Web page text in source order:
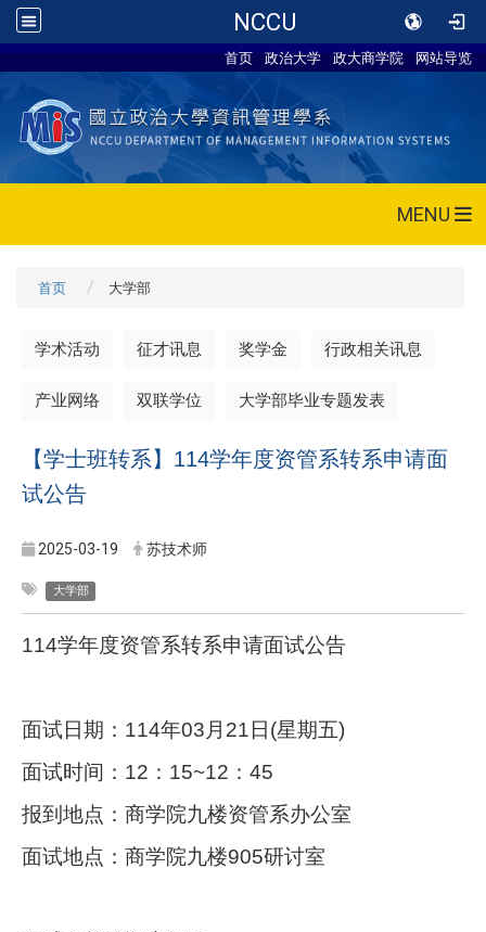
NCCU
首页 政治大学 政大商学院 网站导览
MENU
首页 大学部
学术活动 征才讯息 奖学金 行政相关讯息
产业网络 双联学位 大学部毕业专题发表
【学士班转系】114学年度资管系转系申请面
试公告
2025-03-19 苏技术师
大学部
114学年度资管系转系申请面试公告
面试日期：114年03月21日(星期五)
面试时间：12：15~12：45
报到地点：商学院九楼资管系办公室
面试地点：商学院九楼905研讨室